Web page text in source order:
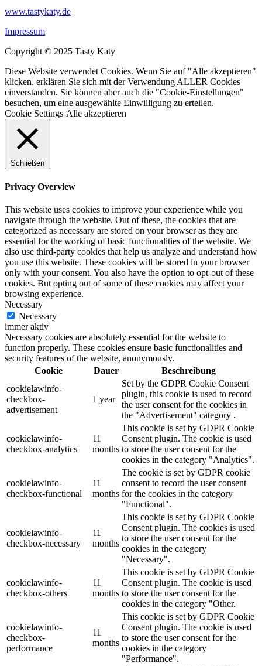
www.tastykaty.de
Impressum
Copyright © 2025 Tasty Katy
Diese Website verwendet Cookies. Wenn Sie auf "Alle akzeptieren"
klicken, erklären Sie sich mit der Verwendung ALLER Cookies
einverstanden. Sie können aber auch die "Cookie-Einstellungen"
besuchen, um eine ausgewählte Einwilligung zu erteilen.
Cookie Settings Alle akzeptieren
Schließen
Privacy Overview
This website uses cookies to improve your experience while you
navigate through the website. Out of these, the cookies that are
categorized as necessary are stored on your browser as they are
essential for the working of basic functionalities of the website. We
also use third-party cookies that help us analyze and understand how
you use this website. These cookies will be stored in your browser
only with your consent. You also have the option to opt-out of these
cookies. But opting out of some of these cookies may affect your
browsing experience.
Necessary
Necessary
immer aktiv
Necessary cookies are absolutely essential for the website to
function properly. These cookies ensure basic functionalities and
security features of the website, anonymously.
Cookie
Dauer
Beschreibung
cookielawinfo-
checkbox-
advertisement
1 year
Set by the GDPR Cookie Consent
plugin, this cookie is used to record
the user consent for the cookies in
the "Advertisement" category .
cookielawinfo-
checkbox-analytics
11
months
This cookie is set by GDPR Cookie
Consent plugin. The cookie is used
to store the user consent for the
cookies in the category "Analytics".
cookielawinfo-
checkbox-functional
11
months
The cookie is set by GDPR cookie
consent to record the user consent
for the cookies in the category
"Functional".
cookielawinfo-
checkbox-necessary
11
months
This cookie is set by GDPR Cookie
Consent plugin. The cookies is used
to store the user consent for the
cookies in the category
"Necessary".
cookielawinfo-
checkbox-others
11
months
This cookie is set by GDPR Cookie
Consent plugin. The cookie is used
to store the user consent for the
cookies in the category "Other.
cookielawinfo-
checkbox-
performance
11
months
This cookie is set by GDPR Cookie
Consent plugin. The cookie is used
to store the user consent for the
cookies in the category
"Performance".